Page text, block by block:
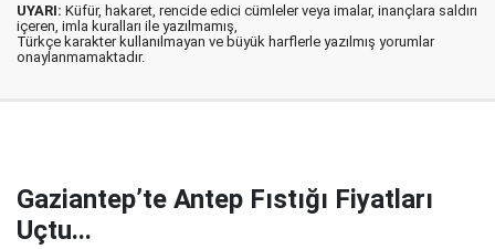
UYARI: Küfür, hakaret, rencide edici cümleler veya imalar, inançlara saldırı
içeren, imla kuralları ile yazılmamış,
Türkçe karakter kullanılmayan ve büyük harflerle yazılmış yorumlar
onaylanmamaktadır.
Gaziantep’te Antep Fıstığı Fiyatları
Uçtu...